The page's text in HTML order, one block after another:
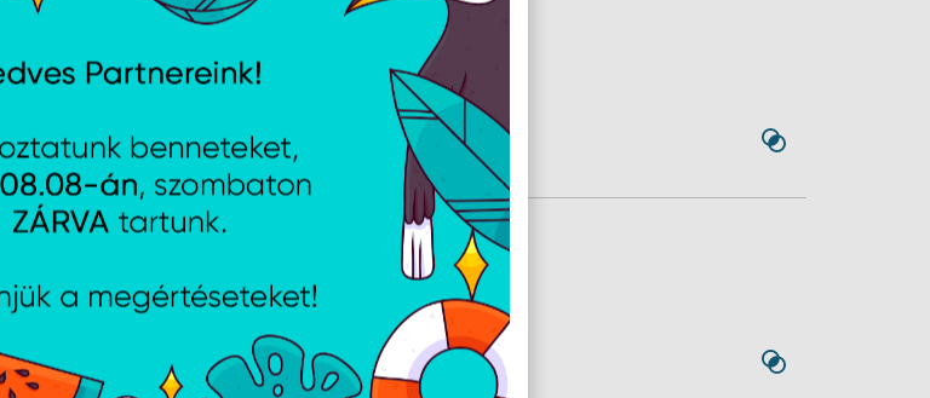
Apple 11-inch iPad Air (M4) Cellular 128GB -
Grey
MH784HC/A
Apple 11-inch iPad Air (M4) Cellular 128GB -
Cikkszám: MH7A4HCA MH7A4HC/A